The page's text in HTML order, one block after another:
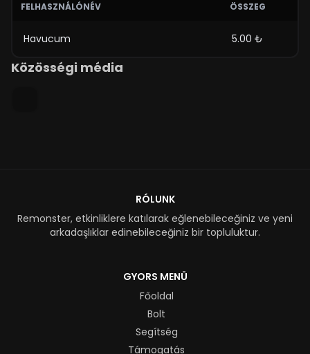
FELHASZNÁLÓNÉV ÖSSZEG
Havucum 5.00 ₺
Közösségi média
RÓLUNK
Remonster, etkinliklere katılarak eğlenebileceğiniz ve yeni
arkadaşlıklar edinebileceğiniz bir topluluktur.
GYORS MENÜ
Főoldal
Bolt
Segítség
Támogatás